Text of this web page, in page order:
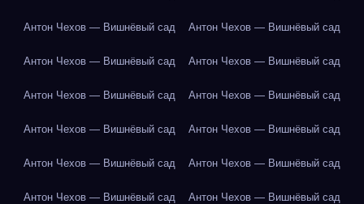
Антон Чехов — Вишнёвый сад Антон Чехов — Вишнёвый сад
Антон Чехов — Вишнёвый сад Антон Чехов — Вишнёвый сад
Антон Чехов — Вишнёвый сад Антон Чехов — Вишнёвый сад
Антон Чехов — Вишнёвый сад Антон Чехов — Вишнёвый сад
Антон Чехов — Вишнёвый сад Антон Чехов — Вишнёвый сад
Антон Чехов — Вишнёвый сад Антон Чехов — Вишнёвый сад